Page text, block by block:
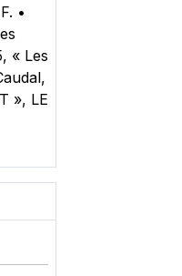
•
« Les
», LE